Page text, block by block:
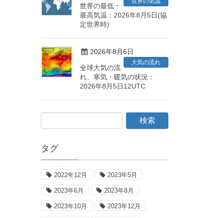
世界の最低・
最高気温：2026年8月5日(協
定世界時)
2026年8月6日
大気の流れ
全球大気の流
れ、寒気・暖気の状況：
2026年8月5日12UTC
タグ
2022年12月 2023年5月
2023年6月 2023年8月
2023年10月 2023年12月